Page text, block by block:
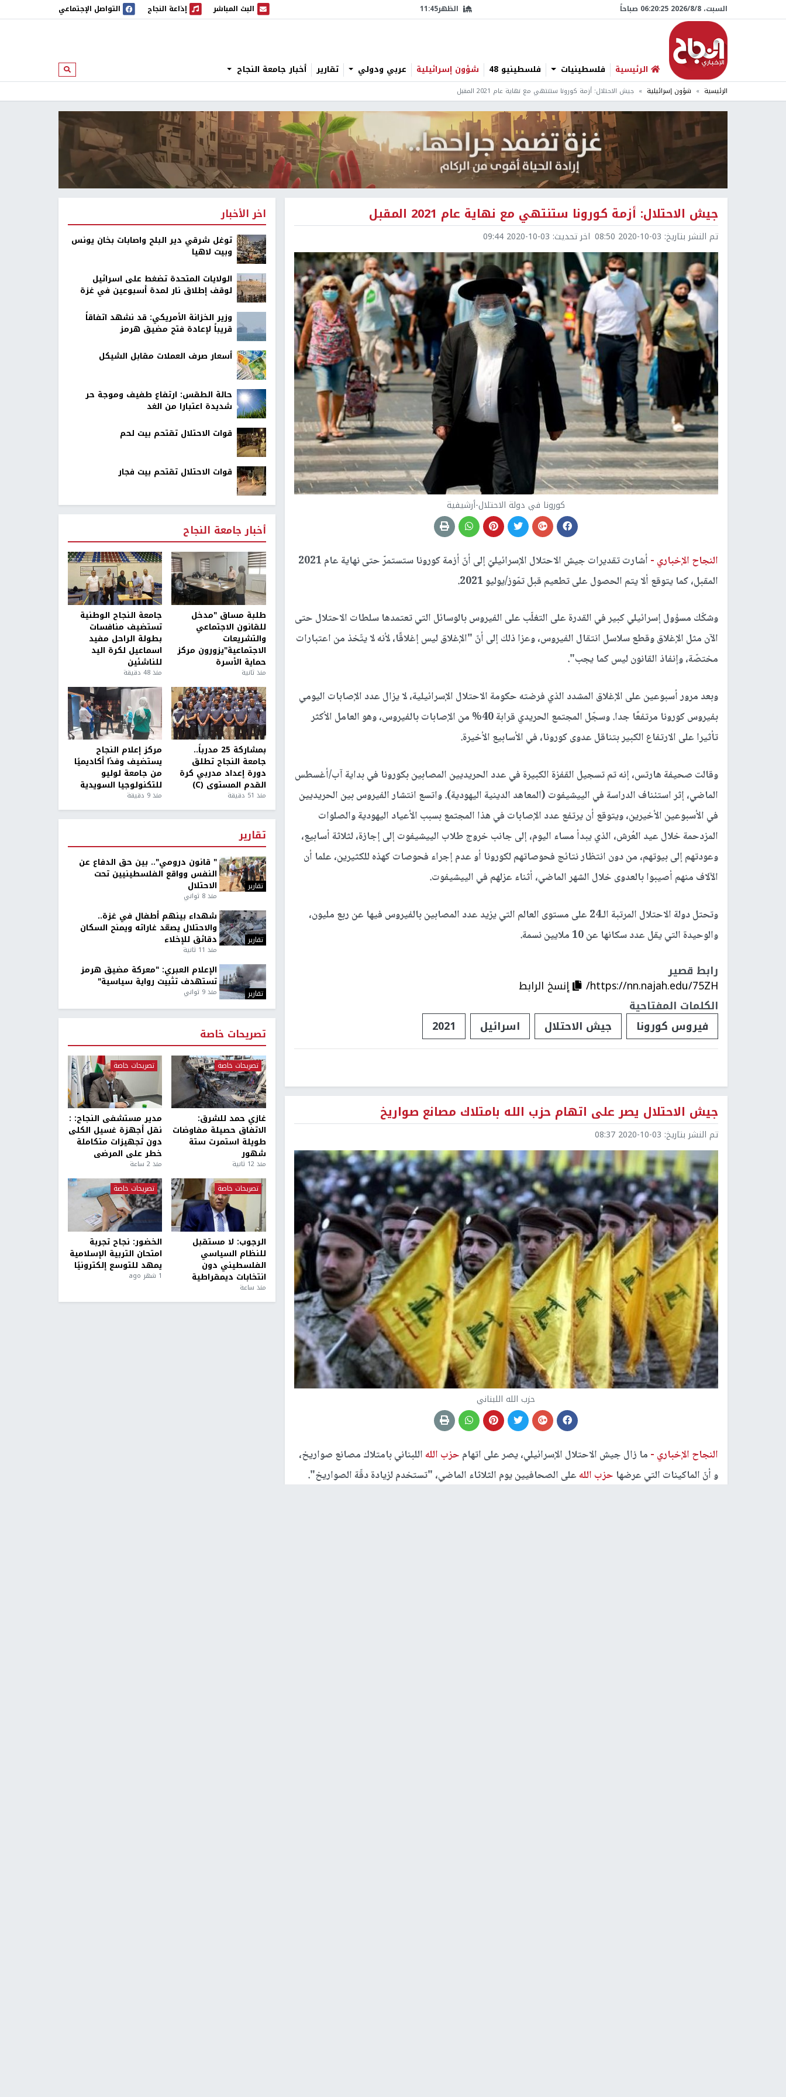
السبت، 8/‏8/‏2026 06:20:26 صباحاً الظهر11:45 البث المباشر
البث المباشر إذاعة النجاح
إذاعة النجاح التواصل الإجتماعي
الرئيسية فلسطينيات فلسطينيو 48 شؤون إسرائيلية عربي ودولي تقارير أخبار جامعة النجاح ابحث
الرئيسية شؤون إسرائيلية جيش الاحتلال: أزمة كورونا ستنتهي مع نهاية عام 2021 المقبل
جيش الاحتلال: أزمة كورونا ستنتهي مع نهاية عام 2021 المقبل
تم النشر بتاريخ: 2020-10-03 08:50 اخر تحديث: 2020-10-03 09:44
كورونا في دولة الاحتلال-أرشيفية
النجاح الإخباري -
أشارت تقديرات جيش الاحتلال الإسرائيليّ إلى أنّ أزمة كورونا ستستمرّ حتى نهاية عام 2021
المقبل، كما يتوقع ألا يتم الحصول على تطعيم قبل تمّوز/يوليو 2021.
وشكّك مسؤول إسرائيلي كبير في القدرة على التغلّب على الفيروس بالوسائل التي تعتمدها سلطات الاحتلال حتى
الآن مثل الإغلاق وقطع سلاسل انتقال الفيروس، وعزا ذلك إلى أنّ "الإغلاق ليس إغلاقًا، لأنه لا يتّخذ من اعتبارات
مختصّة، وإنفاذ القانون ليس كما يجب".
وبعد مرور أسبوعين على الإغلاق المشدد الذي فرضته حكومة الاحتلال الإسرائيلية، لا يزال عدد الإصابات اليومي
بفيروس كورونا مرتفعًا جدا. وسجّل المجتمع الحريدي قرابة 40% من الإصابات بالفيروس، وهو العامل الأكثر
تأثيرا على الارتفاع الكبير بتناقل عدوى كورونا، في الأسابيع الأخيرة.
وقالت صحيفة هارتس، إنه تم تسجيل القفزة الكبيرة في عدد الحريديين المصابين بكورونا في بداية آب/أغسطس
الماضي، إثر استئناف الدراسة في الييشيفوت (المعاهد الدينية اليهودية). واتسع انتشار الفيروس بين الحريديين
في الأسبوعين الأخيرين، ويتوقع أن يرتفع عدد الإصابات في هذا المجتمع بسبب الأعياد اليهودية والصلوات
المزدحمة خلال عيد العُرش، الذي يبدأ مساء اليوم، إلى جانب خروج طلاب الييشيفوت إلى إجازة، لثلاثة أسابيع،
وعودتهم إلى بيوتهم، من دون انتظار نتائج فحوصاتهم لكورونا أو عدم إجراء فحوصات كهذه للكثيرين، علما أن
الآلاف منهم أصيبوا بالعدوى خلال الشهر الماضي، أثناء عزلهم في الييشيفوت.
وتحتل دولة الاحتلال المرتبة الـ24 على مستوى العالم التي يزيد عدد المصابين بالفيروس فيها عن ربع مليون،
والوحيدة التي يقل عدد سكانها عن 10 ملايين نسمة.
رابط قصير
https://nn.najah.edu/75ZH/
إنسخ الرابط
الكلمات المفتاحية
فيروس كورونا
جيش الاحتلال اسرائيل 2021
جيش الاحتلال يصر على اتهام حزب الله بامتلاك مصانع صواريخ
تم النشر بتاريخ: 2020-10-03 08:37
حزب الله اللبناني
النجاح الإخباري - ما زال جيش الاحتلال الإسرائيلي، يصر على اتهام حزب اللهاللبناني بامتلاك مصانع صواريخ،
و أنّ الماكينات التي عرضها حزب اللهعلى الصحافيين يوم الثلاثاء الماضي، "تستخدم لزيادة دقّة الصواريخ".
اخر الأخبار
توغل شرقي دير البلح واصابات بخان يونس
وبيت لاهيا
الولايات المتحدة تضغط على اسرائيل
لوقف إطلاق نار لمدة أسبوعين في غزة
وزير الخزانة الأمريكي: قد نشهد اتفاقاً
قريباً لإعادة فتح مضيق هرمز
أسعار صرف العملات مقابل الشيكل
حالة الطقس: ارتفاع طفيف وموجة حر
شديدة اعتبارا من الغد
قوات الاحتلال تقتحم بيت لحم
قوات الاحتلال تقتحم بيت فجار
أخبار جامعة النجاح
طلبة مساق "مدخل
للقانون الاجتماعي
والتشريعات
الاجتماعية"يزورون مركز
حماية الأسرة
منذ ثانية
جامعة النجاح الوطنية
تستضيف منافسات
بطولة الراحل مفيد
اسماعيل لكرة اليد
للناشئين
منذ 48 دقيقة
بمشاركة 25 مدرباً..
جامعة النجاح تطلق
دورة إعداد مدربي كرة
القدم المستوى (C)
منذ 51 دقيقة
مركز إعلام النجاح
يستضيف وفدًا أكاديميًا
من جامعة لوليو
للتكنولوجيا السويدية
منذ 9 دقيقة
تقارير
تقارير
" قانون درومي".. بين حق الدفاع عن
النفس وواقع الفلسطينيين تحت
الاحتلال
منذ 8 ثواني
تقارير
شهداء بينهم أطفال في غزة..
والاحتلال يصعّد غاراته ويمنح السكان
دقائق للإخلاء
منذ 11 ثانية
تقارير
الإعلام العبري: "معركة مضيق هرمز
تستهدف تثبيت رواية سياسية"
منذ 9 ثواني
تصريحات خاصة
تصريحات خاصة
غازي حمد للشرق:
الاتفاق حصيلة مفاوضات
طويلة استمرت ستة
شهور
منذ 12 ثانية
تصريحات خاصة
مدير مستشفى النجاح: :
نقل أجهزة غسيل الكلى
دون تجهيزات متكاملة
خطر على المرضى
منذ 2 ساعة
تصريحات خاصة
الرجوب: لا مستقبل
للنظام السياسي
الفلسطيني دون
انتخابات ديمقراطية
منذ ساعة
تصريحات خاصة
الخضور: نجاح تجربة
امتحان التربية الإسلامية
يمهد للتوسع إلكترونيًا
1 شهر ago